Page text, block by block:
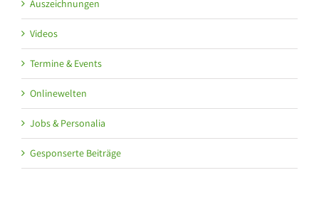
Auszeichnungen
Videos
Termine & Events
Onlinewelten
Jobs & Personalia
Gesponserte Beiträge